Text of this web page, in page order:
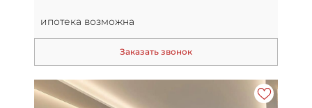
ипотека возможна
Заказать звонок